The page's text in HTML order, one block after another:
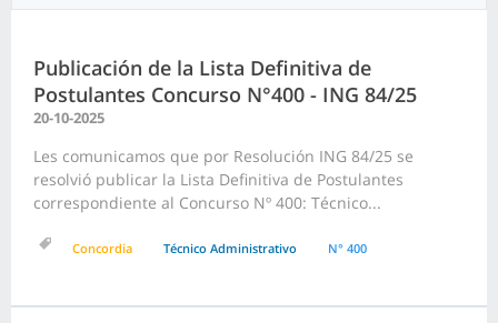
Publicación de la Lista Definitiva de
Postulantes Concurso N°400 - ING 84/25
20-10-2025
Les comunicamos que por Resolución ING 84/25 se
resolvió publicar la Lista Definitiva de Postulantes
correspondiente al Concurso Nº 400: Técnico...
Concordia Técnico Administrativo N° 400